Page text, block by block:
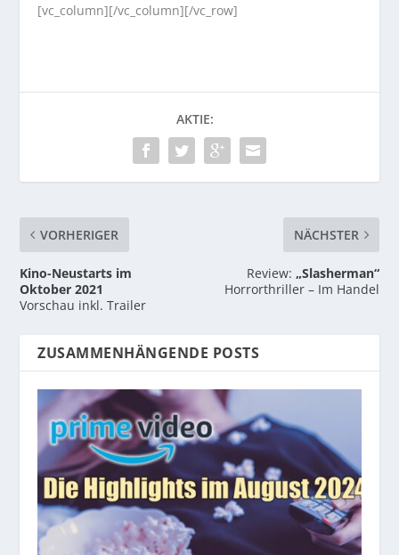
[vc_column][/vc_column][/vc_row]
AKTIE:
VORHERIGER
Kino-Neustarts im
Oktober 2021
Vorschau inkl. Trailer
NÄCHSTER
Review: „Slasherman“
Horrorthriller – Im Handel
ZUSAMMENHÄNGENDE POSTS